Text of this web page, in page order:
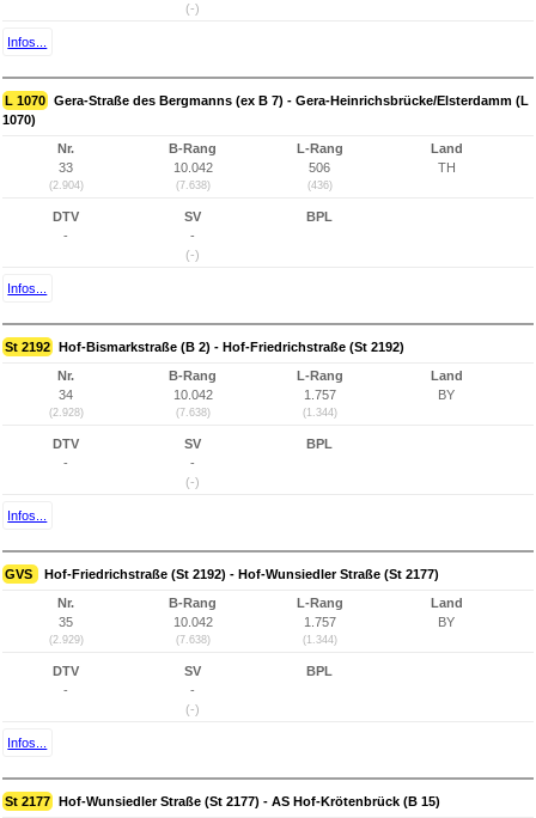
(-)
Infos...
L 1070 Gera-Straße des Bergmanns (ex B 7) - Gera-Heinrichsbrücke/Elsterdamm (L
1070)
Nr.
33
(2.904)
B-Rang
10.042
(7.638)
L-Rang
506
(436)
Land
TH
DTV
-
SV
-
(-)
BPL
Infos...
St 2192 Hof-Bismarkstraße (B 2) - Hof-Friedrichstraße (St 2192)
Nr.
34
(2.928)
B-Rang
10.042
(7.638)
L-Rang
1.757
(1.344)
Land
BY
DTV
-
SV
-
(-)
BPL
Infos...
GVS Hof-Friedrichstraße (St 2192) - Hof-Wunsiedler Straße (St 2177)
Nr.
35
(2.929)
B-Rang
10.042
(7.638)
L-Rang
1.757
(1.344)
Land
BY
DTV
-
SV
-
(-)
BPL
Infos...
St 2177 Hof-Wunsiedler Straße (St 2177) - AS Hof-Krötenbrück (B 15)